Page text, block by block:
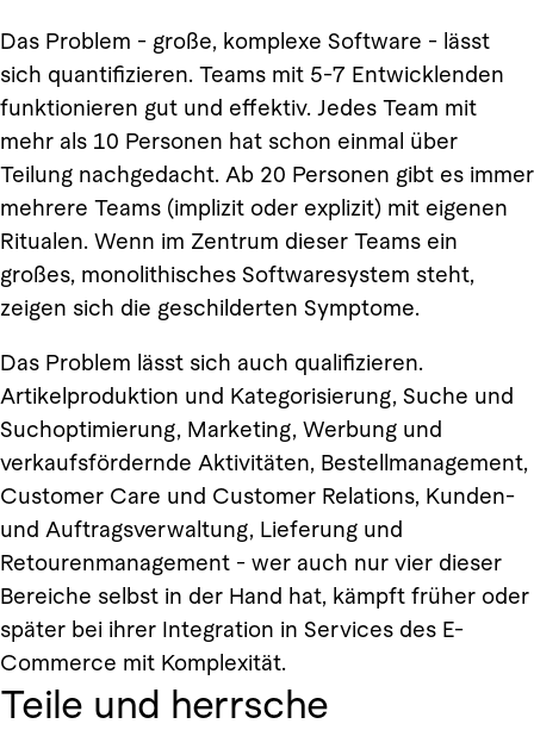
Das Problem - große, komplexe Software - lässt
sich quantifizieren. Teams mit 5-7 Entwicklenden
funktionieren gut und effektiv. Jedes Team mit
mehr als 10 Personen hat schon einmal über
Teilung nachgedacht. Ab 20 Personen gibt es immer
mehrere Teams (implizit oder explizit) mit eigenen
Ritualen. Wenn im Zentrum dieser Teams ein
großes, monolithisches Softwaresystem steht,
zeigen sich die geschilderten Symptome.
Das Problem lässt sich auch qualifizieren.
Artikelproduktion und Kategorisierung, Suche und
Suchoptimierung, Marketing, Werbung und
verkaufsfördernde Aktivitäten, Bestellmanagement,
Customer Care und Customer Relations, Kunden-
und Auftragsverwaltung, Lieferung und
Retourenmanagement - wer auch nur vier dieser
Bereiche selbst in der Hand hat, kämpft früher oder
später bei ihrer Integration in Services des E-
Commerce mit Komplexität.
Teile und herrsche